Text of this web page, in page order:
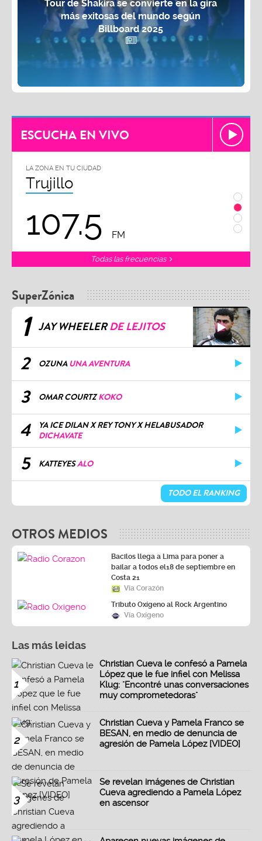
Tour de Shakira se convierte en la gira
más exitosas del mundo según
Billboard 2025
ESCUCHA EN VIVO
LA ZONA EN TU CIUDAD
Chiclayo
102.3 FM
Todas las frecuencias
SuperZónica
1 JAY WHEELERDE LEJITOS
2 OZUNA UNA AVENTURA
3 OMAR COURTZKOKO
4
YA ICE DILAN X REY TONY X HELABUSADOR
DICHAVATE
5 KATTEYESALO
TODO EL RANKING
OTROS MEDIOS
Bacilos llega a Lima para poner a
bailar a todos el18 de septiembre en
Costa 21
Vía Corazón
Tributo Oxígeno al Rock Argentino
Vía Oxígeno
Las más leidas
1
Christian Cueva le confesó a Pamela
López que le fue infiel con Melissa
Klug: "Encontré unas conversaciones
muy comprometedoras"
2
Christian Cueva y Pamela Franco se
BESAN, en medio de denuncia de
agresión de Pamela López [VIDEO]
3
Se revelan imágenes de Christian
Cueva agrediendo a Pamela López
en ascensor